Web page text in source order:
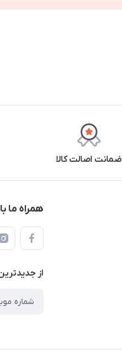
ضمانت اصالت کالا
همراه ما
از